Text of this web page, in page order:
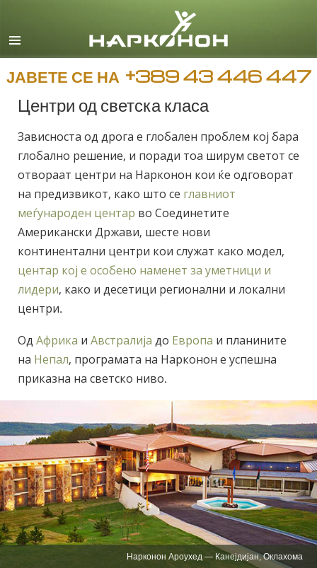
English
Сите региони/јазици
ЈАВЕТЕ СЕ НА +389 43 446 447
Центри од светска класа
Зависноста од дрога е глобален проблем кој бара
глобално решение, и поради тоа ширум светот се
отвораат центри на Нарконон кои ќе одговорат
на предизвикот, како што се главниот
меѓународен центар во Соединетите
Американски Држави, шесте нови
континентални центри кои служат како модел,
центар кој е особено наменет за уметници и
лидери, како и десетици регионални и локални
центри.
Од Африка и Австралија до Европа и планините
на Непал, програмата на Нарконон е успешна
приказна на светско ниво.
Нарконон Обединето Кралство